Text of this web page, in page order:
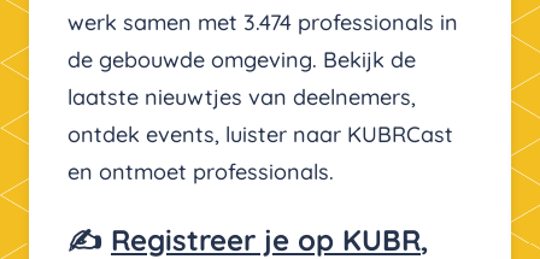
werk samen met 3.474 professionals in
de gebouwde omgeving. Bekijk de
laatste nieuwtjes van deelnemers,
ontdek events, luister naar KUBRCast
en ontmoet professionals.
✍️ Registreer je op KUBR,